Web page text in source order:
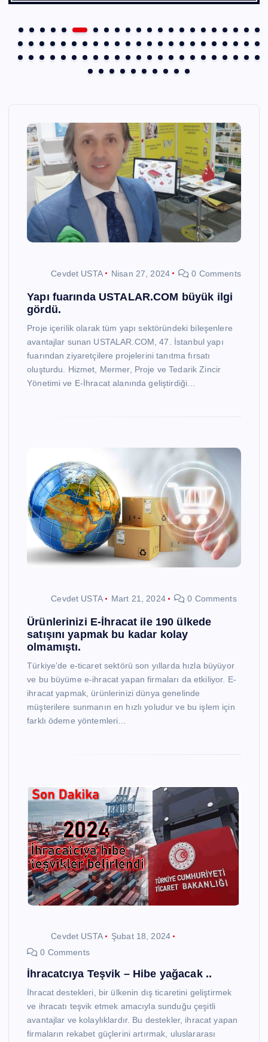
Cevdet USTA Nisan 27, 2024 0 Comments
Yapı fuarında USTALAR.COM büyük ilgi
gördü.
Proje içerilik olarak tüm yapı sektöründeki bileşenlere
avantajlar sunan USTALAR.COM, 47. İstanbul yapı
fuarından ziyaretçilere projelerini tanıtma fırsatı
oluşturdu. Hizmet, Mermer, Proje ve Tedarik Zincir
Yönetimi ve E-İhracat alanında geliştirdiği…
Cevdet USTA Mart 21, 2024 0 Comments
Ürünlerinizi E-İhracat ile 190 ülkede
satışını yapmak bu kadar kolay
olmamıştı.
Türkiye’de e-ticaret sektörü son yıllarda hızla büyüyor
ve bu büyüme e-ihracat yapan firmaları da etkiliyor. E-
ihracat yapmak, ürünlerinizi dünya genelinde
müşterilere sunmanın en hızlı yoludur ve bu işlem için
farklı ödeme yöntemleri…
Cevdet USTA
Şubat 18, 2024
0 Comments
İhracatcıya Teşvik – Hibe yağacak ..
İhracat destekleri, bir ülkenin dış ticaretini geliştirmek
ve ihracatı teşvik etmek amacıyla sunduğu çeşitli
avantajlar ve kolaylıklardır. Bu destekler, ihracat yapan
firmaların rekabet güçlerini artırmak, uluslararası